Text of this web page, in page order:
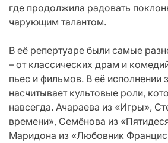
где продолжила радовать
чарующим талантом.
В её репертуаре были самые
– от классических драм и
пьес и фильмов. В её исполнении
насчитывает культовые роли,
навсегда. Ачараева из «Игры»,
времени», Семёнова из
Маридона из «Любовник